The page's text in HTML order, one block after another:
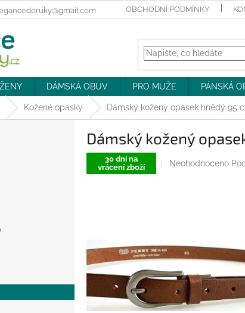
OBCHODNÍ PODMÍNKY
DÁMSKÁ OBUV PRO MUŽE PÁNSKÁ
Kožené opasky Dámský kožený opasek hnědý 95
Dámský kožený
30 dní na
vrácení zboží
Průměrné
Neohodnoceno